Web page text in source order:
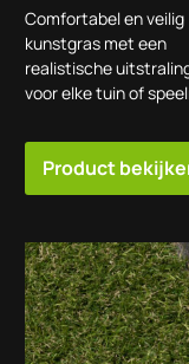
Comfortabel en veilig
kunstgras met een
realistische
voor elke tuin of
Product